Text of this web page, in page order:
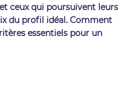
ceux qui poursuivent leurs
du profil idéal. Comment
essentiels pour un